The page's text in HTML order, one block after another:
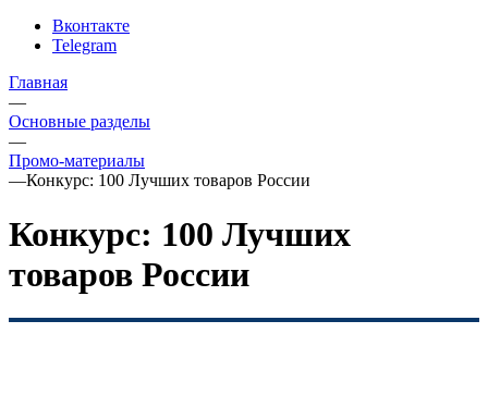
Вконтакте
Telegram
Главная
—
Основные разделы
—
Промо-материалы
—Конкурс: 100 Лучших товаров России
Конкурс: 100 Лучших
товаров России